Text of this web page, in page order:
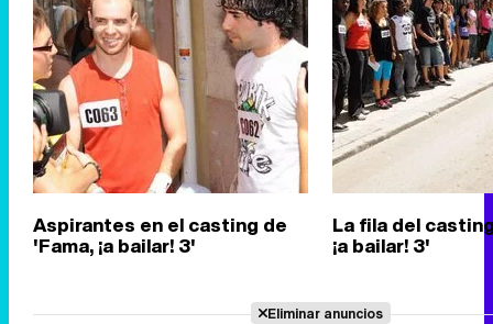
Aspirantes en el casting de
'Fama, ¡a bailar! 3'
La fila del
¡a bailar! 3'
Eliminar anuncios